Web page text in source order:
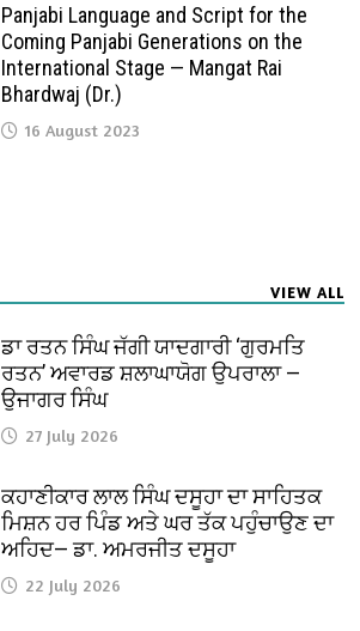
Panjabi Language and Script for the
Coming Panjabi Generations on the
International Stage — Mangat Rai
Bhardwaj (Dr.)
16 August 2023
VIEW ALL
ਡਾ ਰਤਨ ਸਿੰਘ ਜੱਗੀ ਯਾਦਗਾਰੀ ‘ਗੁਰਮਤਿ
ਰਤਨ’ ਅਵਾਰਡ ਸ਼ਲਾਘਾਯੋਗ ਉਪਰਾਲਾ —
ਉਜਾਗਰ ਸਿੰਘ
27 July 2026
ਕਹਾਣੀਕਾਰ ਲਾਲ ਸਿੰਘ ਦਸੂਹਾ ਦਾ ਸਾਹਿਤਕ
ਮਿਸ਼ਨ ਹਰ ਪਿੰਡ ਅਤੇ ਘਰ ਤੱਕ ਪਹੁੰਚਾਉਣ ਦਾ
ਅਹਿਦ— ਡਾ. ਅਮਰਜੀਤ ਦਸੂਹਾ
22 July 2026